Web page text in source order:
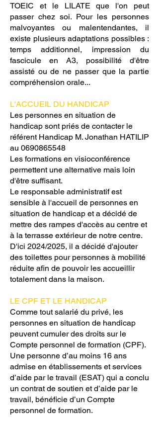
TOEIC et le LILATE que l'on peut
passer chez soi. Pour les personnes
malvoyantes ou malentendantes, il
existe plusieurs adaptations possibles :
temps additionnel, impression du
fascicule en A3, possibilité d'être
assisté ou de ne passer que la partie
compréhension orale...
L'ACCUEIL DU HANDICAP
Les personnes en situation de
handicap sont priés de contacter le
référent Handicap M. Jonathan HATILIP
au 0690865548
Les formations en visioconférence
permettent une alternative mais loin
d'être suffisant.
Le responsable administratif est
sensible à l'accueil de personnes en
situation de handicap et a décidé de
mettre des rampes d'accès au centre et
à la terrasse extérieur de notre centre.
D'ici 2024/2025, il a décidé d'ajouter
des toilettes pour personnes à mobilité
réduite afin de pouvoir les accueillir
totalement dans la maison.
LE CPF ET LE HANDICAP
Comme tout salarié du privé, les
personnes en situation de handicap
peuvent cumuler des droits sur le
Compte personnel de formation (CPF).
Une personne d’au moins 16 ans
admise en établissements et services
d’aide par le travail (ESAT) qui a conclu
un contrat de soutien et d’aide par le
travail, bénéficie d’un Compte
personnel de formation.